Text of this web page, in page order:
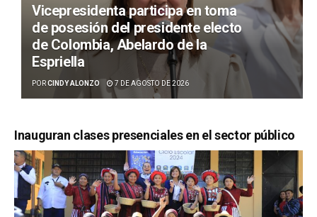
Vicepresidenta participa en toma
de posesión del presidente electo
de Colombia, Abelardo de la
Espriella
PORCINDY ALONZO 7 DE AGOSTO DE 2026
Inauguran clases presenciales en el sector público